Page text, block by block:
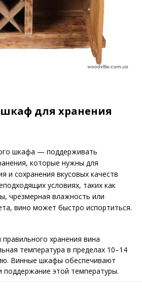
для хранения
шкафа — поддерживать
которые нужны для
и сохранения вкусовых качеств
условиях, таких как
чрезмерная влажность или
вино может быстро испортиться.
правильного хранения вина
температура в пределах 10–14
Винные шкафы обеспечивают
поддержание этой температуры.